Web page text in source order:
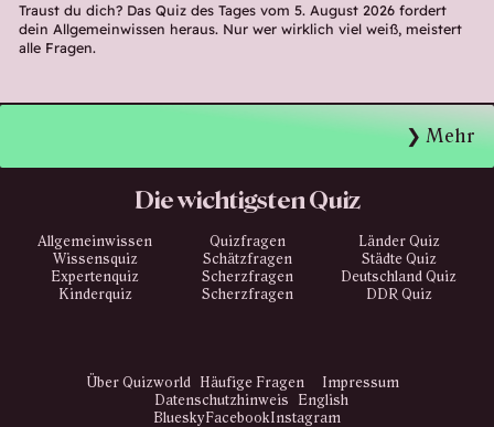
Traust du dich? Das Quiz des Tages vom 5. August 2026 fordert
dein Allgemeinwissen heraus. Nur wer wirklich viel weiß, meistert
alle Fragen.
Mehr
Die wichtigsten Quiz
Allgemeinwissen Quizfragen
Länder Quiz
Wissensquiz
Schätzfragen
Städte Quiz
Expertenquiz
Scherzfragen
Deutschland Quiz
Kinderquiz
Scherzfragen DDR Quiz
Über Quizworld Häufige Fragen
Impressum
Datenschutzhinweis
English
BlueskyFacebookInstagram